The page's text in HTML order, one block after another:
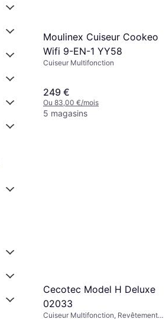
Moulinex Cuiseur Cookeo
Wifi 9-EN-1 YY58
Cuiseur Multifonction
249 €
Ou 83,00 €/mois
5 magasins
Cecotec Model H Deluxe
02033
Cuiseur Multifonction, Revêtement